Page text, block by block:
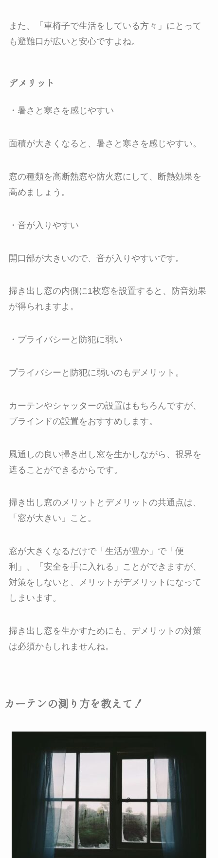
また、「車椅子で生活をしている方々」にとって
も避難口が広いと安心ですよね。
デメリット
・暑さと寒さを感じやすい
面積が大きくなると、暑さと寒さを感じやすい。
窓の種類を高断熱窓や防火窓にして、断熱効果を
高めましょう。
・音が入りやすい
開口部が大きいので、音が入りやすいです。
掃き出し窓の内側に1枚窓を設置すると、防音効果
が得られますよ。
・プライバシーと防犯に弱い
プライバシーと防犯に弱いのもデメリット。
カーテンやシャッターの設置はもちろんですが、
ブラインドの設置をおすすめします。
風通しの良い掃き出し窓を生かしながら、視界を
遮ることができるからです。
掃き出し窓のメリットとデメリットの共通点は、
「窓が大きい」こと。
窓が大きくなるだけで「生活が豊か」で「便
利」、「安全を手に入れる」ことができますが、
対策をしないと、メリットがデメリットになって
しまいます。
掃き出し窓を生かすためにも、デメリットの対策
は必須かもしれませんね。
カーテンの測り方を教えて！